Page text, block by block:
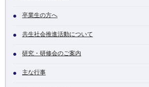
卒業生の方へ
共生社会推進活動について
研究・研修会のご案内
主な行事